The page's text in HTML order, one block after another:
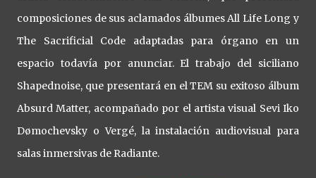
composiciones de sus aclamados álbumes All Life Long y
The Sacrificial Code adaptadas para órgano en un
espacio todavía por anunciar. El trabajo del siciliano
Shapednoise, que presentará en el TEM su exitoso álbum
Absurd Matter, acompañado por el artista visual Sevi Iko
Dømochevsky o Vergé, la instalación audiovisual para
salas inmersivas de Radiante.